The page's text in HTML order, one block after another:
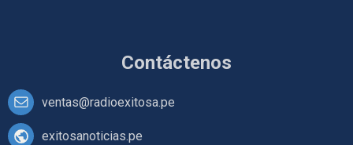
Contáctenos
ventas@radioexitosa.pe
exitosanoticias.pe